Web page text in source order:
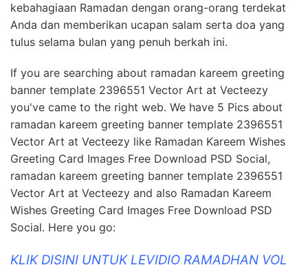
kebahagiaan Ramadan dengan orang-orang terdekat
Anda dan memberikan ucapan salam serta doa yang
tulus selama bulan yang penuh berkah ini.
If you are searching about ramadan kareem greeting
banner template 2396551 Vector Art at Vecteezy
you've came to the right web. We have 5 Pics about
ramadan kareem greeting banner template 2396551
Vector Art at Vecteezy like Ramadan Kareem Wishes
Greeting Card Images Free Download PSD Social,
ramadan kareem greeting banner template 2396551
Vector Art at Vecteezy and also Ramadan Kareem
Wishes Greeting Card Images Free Download PSD
Social. Here you go:
KLIK DISINI UNTUK LEVIDIO RAMADHAN VOL